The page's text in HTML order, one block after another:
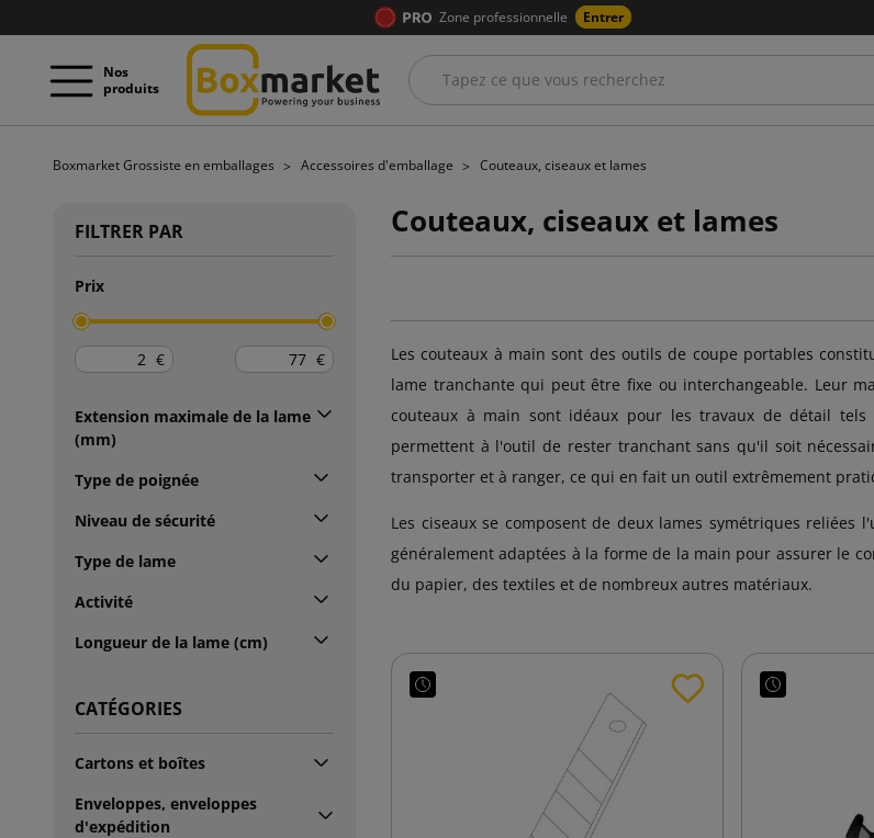
Zone professionnelle Entrer
Nos
produits
Boxmarket Grossiste en emballages Accessoires d'emballage Couteaux, ciseaux et lames
FILTRER PAR
Prix
€ €
Extension maximale de la lame
(mm)
Type de poignée
Niveau de sécurité
Type de lame
Activité
Longueur de la lame (cm)
CATÉGORIES
Cartons et boîtes
Enveloppes, enveloppes
d'expédition
Couteaux, ciseaux et lames
Les couteaux à main sont des outils de coupe portables
lame tranchante qui peut être fixe ou interchangeable. Leur
couteaux à main sont idéaux pour les travaux de détail
permettent à l'outil de rester tranchant sans qu'il soit
transporter et à ranger, ce qui en fait un outil extrêmement
Les ciseaux se composent de deux lames symétriques
généralement adaptées à la forme de la main pour assurer le
du papier, des textiles et de nombreux autres matériaux.